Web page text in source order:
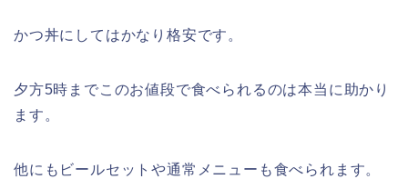
かつ丼にしてはかなり格安です。
夕方5時までこのお値段で食べられるのは本当に助かり
ます。
他にもビールセットや通常メニューも食べられます。